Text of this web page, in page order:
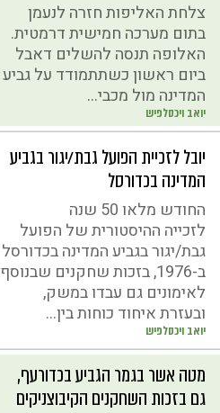
יואב ויכסלפיש
צלחת האליפות חזרה לנעמן
בתום מערכה חמישית דרמטית.
האלופה תנסה להשלים דאבל
ביום ראשון כשתתמודד על גביע
המדינה מול מכבי...
יואב ויכסלפיש
יובל לזכיית הפועל גבת/יגור בגביע
המדינה בכדורסל
החודש מלאו 50 שנה
לזכייה ההיסטורית של הפועל
גבת/יגור בגביע המדינה בכדורסל
ב-1976, בזכות שחקנים שבנוסף
לאימונים גם עבדו במשק,
ובעזרת איחוד כוחות בין...
מטה אשר בגמר הגביע בכדורעף,
גם בזכות השחקנים הקיבוצניקים